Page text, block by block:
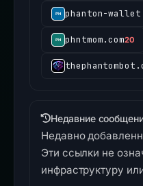
phanton-
phntmom.com20
Недавние
Недавно
Эти ссылки не
инфраструктуру